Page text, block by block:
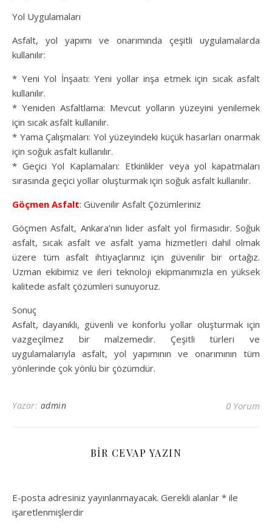
Yol Uygulamaları
Asfalt, yol yapımı ve onarımında çeşitli uygulamalarda
kullanılır:
* Yeni Yol İnşaatı: Yeni yollar inşa etmek için sıcak asfalt
kullanılır.
* Yeniden Asfaltlama: Mevcut yolların yüzeyini yenilemek
için sıcak asfalt kullanılır.
* Yama Çalışmaları: Yol yüzeyindeki küçük hasarları onarmak
için soğuk asfalt kullanılır.
* Geçici Yol Kaplamaları: Etkinlikler veya yol kapatmaları
sırasında geçici yollar oluşturmak için soğuk asfalt kullanılır.
Göçmen Asfalt: Güvenilir Asfalt Çözümleriniz
Göçmen Asfalt, Ankara’nın lider asfalt yol firmasıdır. Soğuk
asfalt, sıcak asfalt ve asfalt yama hizmetleri dahil olmak
üzere tüm asfalt ihtiyaçlarınız için güvenilir bir ortağız.
Uzman ekibimiz ve ileri teknoloji ekipmanımızla en yüksek
kalitede asfalt çözümleri sunuyoruz.
Sonuç
Asfalt, dayanıklı, güvenli ve konforlu yollar oluşturmak için
vazgeçilmez bir malzemedir. Çeşitli türleri ve
uygulamalarıyla asfalt, yol yapımının ve onarımının tüm
yönlerinde çok yönlü bir çözümdür.
Yazar: admin 0 Yorum
BIR CEVAP YAZIN
E-posta adresiniz yayınlanmayacak. Gerekli alanlar * ile
işaretlenmişlerdir